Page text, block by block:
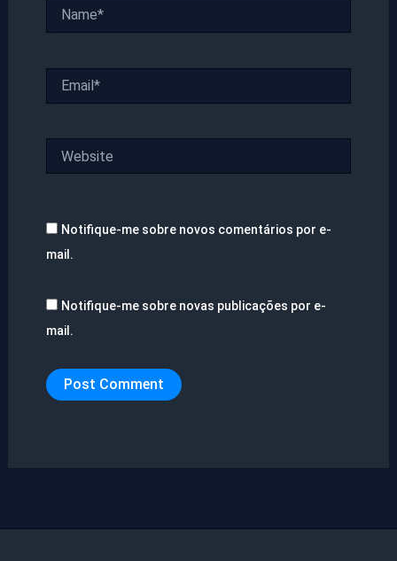
Notifique-me sobre novos comentários por e-
mail.
Notifique-me sobre novas publicações por e-
mail.